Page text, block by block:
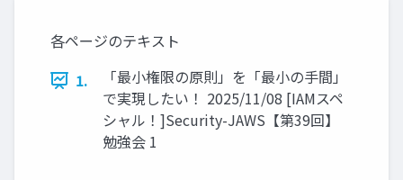
各ページのテキスト
1.
「最小権限の原則」を「最小の手間」
で実現したい！ 2025/11/08 [IAMスペ
シャル！]Security-JAWS【第39回】
勉強会 1